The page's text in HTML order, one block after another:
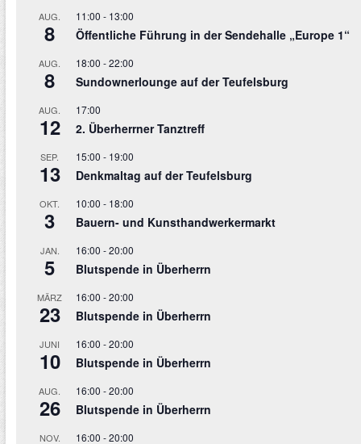
AUG.
8
11:00 - 13:00
Öffentliche Führung in der Sendehalle „Europe 1“
AUG.
8
18:00 -22:00
Sundownerlounge auf der Teufelsburg
AUG.
12
17:00
2. Überherrner Tanztreff
SEP.
13
15:00 - 19:00
Denkmaltag auf der Teufelsburg
OKT.
3
10:00 - 18:00
Bauern- und Kunsthandwerkermarkt
JAN.
5
16:00 -20:00
Blutspende in Überherrn
MÄRZ
23
16:00 -20:00
Blutspende in Überherrn
JUNI
10
16:00 -20:00
Blutspende in Überherrn
AUG.
26
16:00 -20:00
Blutspende in Überherrn
NOV. 16:00 -20:00